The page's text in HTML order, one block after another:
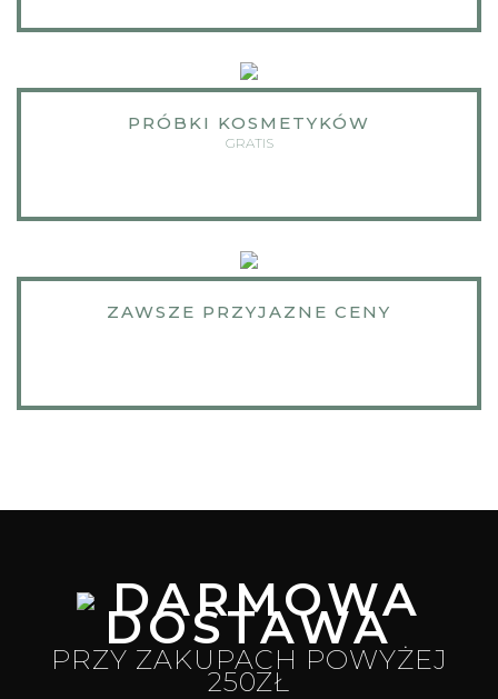
PRÓBKI KOSMETYKÓW
GRATIS
ZAWSZE PRZYJAZNE CENY
DARMOWA
DOSTAWA
PRZY ZAKUPACH POWYŻEJ
250ZŁ